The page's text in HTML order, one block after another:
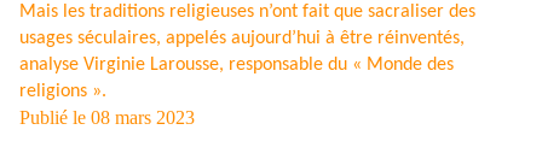
Mais les traditions religieuses n’ont fait que sacraliser des
usages séculaires, appelés aujourd’hui à être réinventés,
analyse Virginie Larousse, responsable du « Monde des
religions ».
Publié le 08 mars 2023